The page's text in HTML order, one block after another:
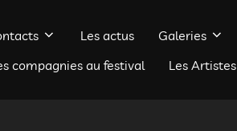
Les actus
Galeries
compagnies au festival
Les Artistes